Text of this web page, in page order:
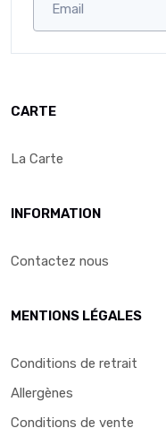
CARTE
La Carte
INFORMATION
Contactez nous
MENTIONS LÉGALES
Conditions de retrait
Allergènes
Conditions de vente